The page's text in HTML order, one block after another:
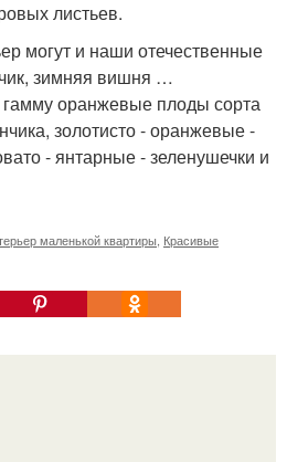
листьев.
могут и наши отечественные
зимняя вишня …
гамму оранжевые плоды сорта
золотисто - оранжевые -
- янтарные - зеленушечки и
маленькой квартиры Красивые